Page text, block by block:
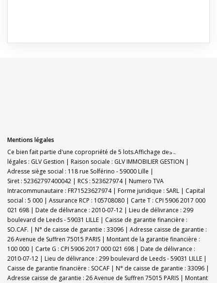
Mentions légales
Ce bien fait partie d'une copropriété de 5 lots.Affichage des informations
légales : GLV Gestion | Raison sociale : GLV IMMOBILIER GESTION |
Adresse siège social : 118 rue Solférino - 59000 Lille |
Siret : 52362797400042 | RCS : 523627974 | Numero TVA
Intracommunautaire : FR71523627974 | Forme juridique : SARL | Capital
social : 5 000 | Assurance RCP : 105708080 | Carte T : CPI 5906 2017 000
021 698 | Date de délivrance : 2010-07-12 | Lieu de délivrance : 299
boulevard de Leeds - 59031 LILLE | Caisse de garantie financière :
SO.CAF. | N° de caisse de garantie : 33096 | Adresse caisse de garantie :
26 Avenue de Suffren 75015 PARIS | Montant de la garantie financière :
100 000 | Carte G : CPI 5906 2017 000 021 698 | Date de délivrance :
2010-07-12 | Lieu de délivrance : 299 boulevard de Leeds - 59031 LILLE |
Caisse de garantie financière : SOCAF | N° de caisse de garantie : 33096 |
Adresse caisse de garantie : 26 Avenue de Suffren 75015 PARIS | Montant